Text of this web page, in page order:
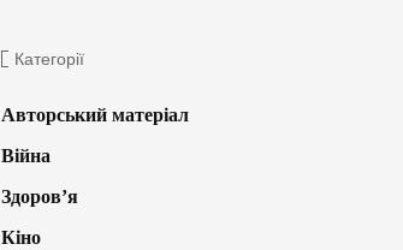
Категорії
Авторський матеріал
Війна
Здоров’я
Кіно